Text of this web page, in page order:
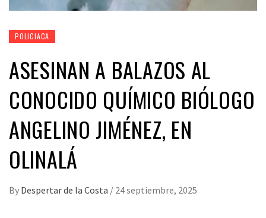
POLICIACA
ASESINAN A BALAZOS AL
CONOCIDO QUÍMICO BIÓLOGO
ANGELINO JIMÉNEZ, EN
OLINALÁ
By Despertar de la Costa / 24 septiembre, 2025